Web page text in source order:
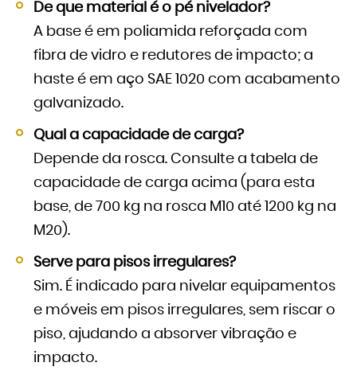
De que material é o pé nivelador?
A base é em poliamida reforçada com
fibra de vidro e redutores de impacto; a
haste é em aço SAE 1020 com acabamento
galvanizado.
Qual a capacidade de carga?
Depende da rosca. Consulte a tabela de
capacidade de carga acima (para esta
base, de 700 kg na rosca M10 até 1200 kg na
M20).
Serve para pisos irregulares?
Sim. É indicado para nivelar equipamentos
e móveis em pisos irregulares, sem riscar o
piso, ajudando a absorver vibração e
impacto.